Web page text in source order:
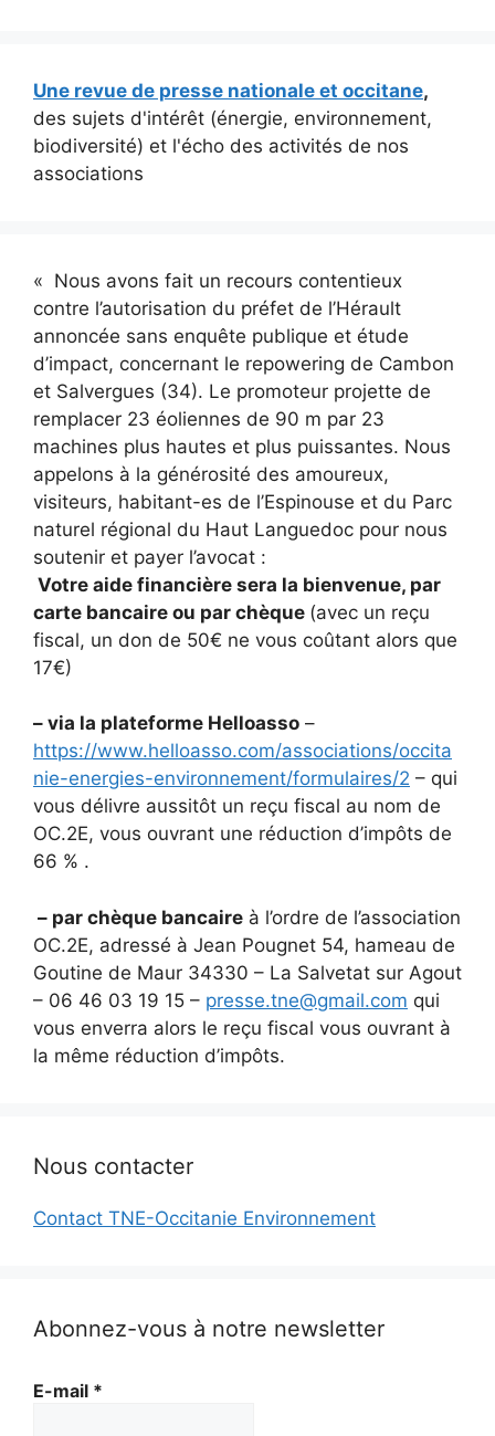
Une revue de presse nationale et occitane,
des sujets d'intérêt (énergie, environnement,
biodiversité) et l'écho des activités de nos
associations
« Nous avons fait un recours contentieux
contre l’autorisation du préfet de l’Hérault
annoncée sans enquête publique et étude
d’impact, concernant le repowering de Cambon
et Salvergues (34). Le promoteur projette de
remplacer 23 éoliennes de 90 m par 23
machines plus hautes et plus puissantes. Nous
appelons à la générosité des amoureux,
visiteurs, habitant-es de l’Espinouse et du Parc
naturel régional du Haut Languedoc pour nous
soutenir et payer l’avocat :
Votre aide financière sera la bienvenue, par
carte bancaire ou par chèque (avec un reçu
fiscal, un don de 50€ ne vous coûtant alors que
17€)
– via la plateforme Helloasso –
https://www.helloasso.com/associations/occita
nie-energies-environnement/formulaires/2 – qui
vous délivre aussitôt un reçu fiscal au nom de
OC.2E, vous ouvrant une réduction d’impôts de
66 % .
– par chèque bancaire à l’ordre de l’association
OC.2E, adressé à Jean Pougnet 54, hameau de
Goutine de Maur 34330 – La Salvetat sur Agout
– 06 46 03 19 15 – presse.tne@gmail.com qui
vous enverra alors le reçu fiscal vous ouvrant à
la même réduction d’impôts.
Nous contacter
Contact TNE-Occitanie Environnement
Abonnez-vous à notre newsletter
E-mail *